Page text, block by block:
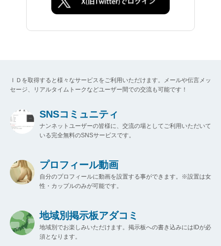
ＩＤを取得すると様々なサービスをご利用いただけます。メールや伝言メッ
セージ、リアルタイムトークなどユーザー間での交流も可能です！
SNSコミュニティ
ナンネットユーザーの皆様に、交流の場としてご利用いただいて
いる完全無料のSNSサービスです。
プロフィール動画
自分のプロフィールに動画を設置する事ができます。※設置は女
性・カップルのみが可能です。
地域別掲示板アダコミ
地域別でお楽しみいただけます。掲示板への書き込みにはIDが必
須となります。